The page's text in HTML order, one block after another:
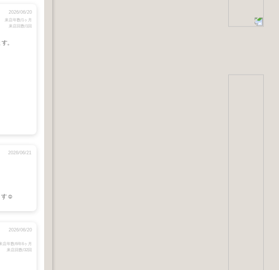
2026/06/20
来店年数/1ヶ月
来店回数/1回
。
2026/06/21
す☺️
2026/06/20
店年数/6年6ヶ月
来店回数/32回